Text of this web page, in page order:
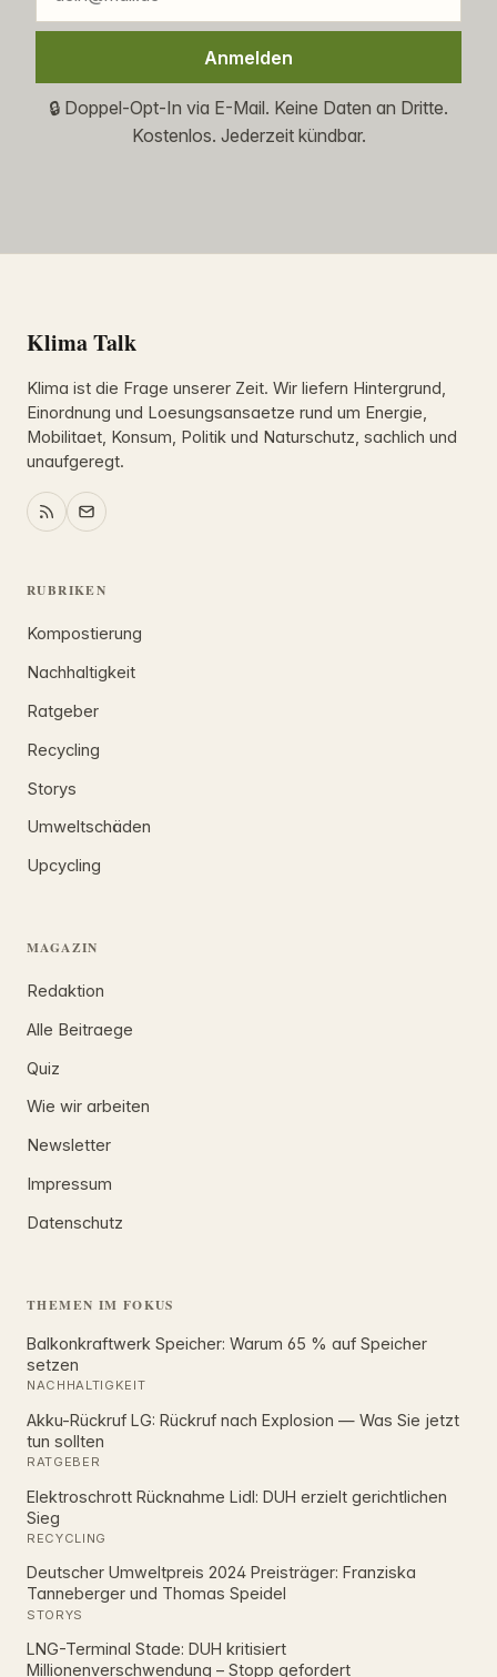
Anmelden
🔒 Doppel-Opt-In via E-Mail. Keine Daten an Dritte.
Kostenlos. Jederzeit kündbar.
Klima Talk
Klima ist die Frage unserer Zeit. Wir liefern Hintergrund,
Einordnung und Loesungsansaetze rund um Energie,
Mobilitaet, Konsum, Politik und Naturschutz, sachlich und
unaufgeregt.
RUBRIKEN
Kompostierung
Nachhaltigkeit
Ratgeber
Recycling
Storys
Umweltschäden
Upcycling
MAGAZIN
Redaktion
Alle Beitraege
Quiz
Wie wir arbeiten
Newsletter
Impressum
Datenschutz
THEMEN IM FOKUS
Balkonkraftwerk Speicher: Warum 65 % auf Speicher
setzen
NACHHALTIGKEIT
Akku-Rückruf LG: Rückruf nach Explosion — Was Sie jetzt
tun sollten
RATGEBER
Elektroschrott Rücknahme Lidl: DUH erzielt gerichtlichen
Sieg
RECYCLING
Deutscher Umweltpreis 2024 Preisträger: Franziska
Tanneberger und Thomas Speidel
STORYS
LNG-Terminal Stade: DUH kritisiert
Millionenverschwendung – Stopp gefordert